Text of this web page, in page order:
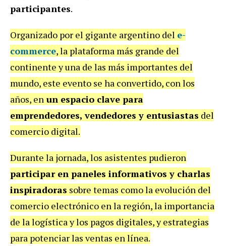
participantes.
Organizado por el gigante argentino del e-
commerce, la plataforma más grande del
continente y una de las más importantes del
mundo, este evento se ha convertido, con los
años, en un espacio clave para
emprendedores, vendedores y entusiastas del
comercio digital.
Durante la jornada, los asistentes pudieron
participar en paneles informativos y charlas
inspiradoras sobre temas como la evolución del
comercio electrónico en la región, la importancia
de la logística y los pagos digitales, y estrategias
para potenciar las ventas en línea.